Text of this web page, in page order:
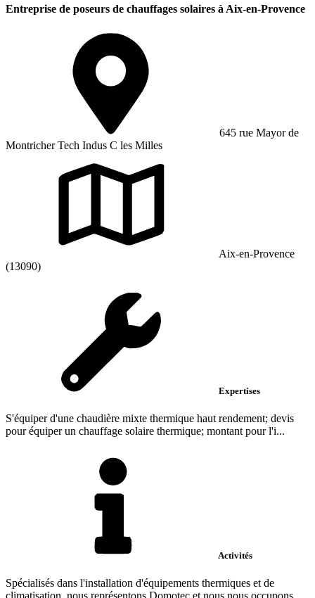
Entreprise de poseurs de chauffages solaires à Aix-en-Provence
645 rue Mayor de
Montricher Tech Indus C les Milles
Aix-en-Provence
(13090)
Expertises
S'équiper d'une chaudière mixte thermique haut rendement; devis
pour équiper un chauffage solaire thermique; montant pour l'i...
Activités
Spécialisés dans l'installation d'équipements thermiques et de